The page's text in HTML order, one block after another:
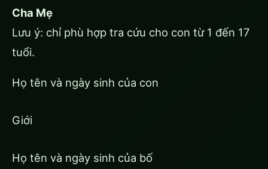
Cha Mẹ
Lưu ý: chỉ phù hợp tra cứu cho con từ 1 đến 17
tuổi.
Họ tên và ngày sinh của con
Giới
Họ tên và ngày sinh của bố